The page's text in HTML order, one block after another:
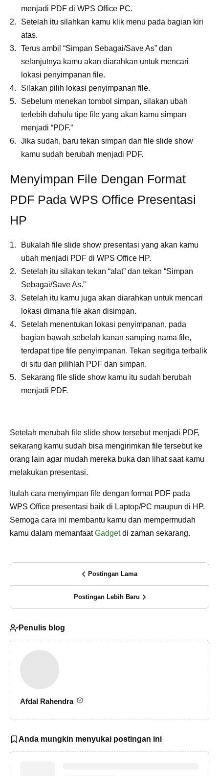
menjadi PDF di WPS Office PC.
Setelah itu silahkan kamu klik menu pada bagian kiri
atas.
Terus ambil “Simpan Sebagai/Save As” dan
selanjutnya kamu akan diarahkan untuk mencari
lokasi penyimpanan file.
Silakan pilih lokasi penyimpanan file.
Sebelum menekan tombol simpan, silakan ubah
terlebih dahulu tipe file yang akan kamu simpan
menjadi “PDF.”
Jika sudah, baru tekan simpan dan file slide show
kamu sudah berubah menjadi PDF.
Menyimpan File Dengan Format
PDF Pada WPS Office Presentasi
HP
Bukalah file slide show presentasi yang akan kamu
ubah menjadi PDF di WPS Office HP.
Setelah itu silakan tekan “alat” dan tekan “Simpan
Sebagai/Save As.”
Setelah itu kamu juga akan diarahkan untuk mencari
lokasi dimana file akan disimpan.
Setelah menentukan lokasi penyimpanan, pada
bagian bawah sebelah kanan samping nama file,
terdapat tipe file penyimpanan. Tekan segitiga terbalik
di situ dan pilihlah PDF dan simpan.
Sekarang file slide show kamu itu sudah berubah
menjadi PDF.
Setelah merubah file slide show tersebut menjadi PDF,
sekarang kamu sudah bisa mengirimkan file tersebut ke
orang lain agar mudah mereka buka dan lihat saat kamu
melakukan presentasi.
Itulah cara menyimpan file dengan format PDF pada
WPS Office presentasi baik di Laptop/PC maupun di HP.
Semoga cara ini membantu kamu dan mempermudah
kamu dalam memanfaatGadgetdi zaman sekarang.
Postingan Lama
Postingan Lebih Baru
Penulis blog
Afdal Rahendra
Anda mungkin menyukai postingan ini